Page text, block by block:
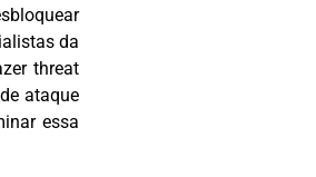
da
threat
ataque
essa